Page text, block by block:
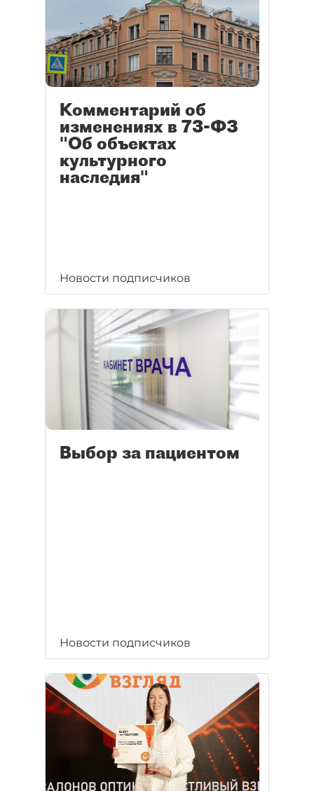
Комментарий об
изменениях в 73-ФЗ
"Об объектах
культурного
наследия"
Новости подписчиков
Выбор за пациентом
Новости подписчиков